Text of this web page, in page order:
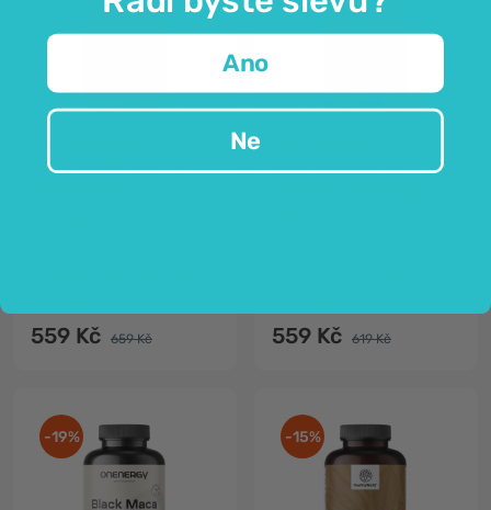
Maca 4000 mg + L-
559 Kč 659 Kč
Kotvičník zemní –
559 Kč 619 Kč
-19% -15%
Ano
Ne